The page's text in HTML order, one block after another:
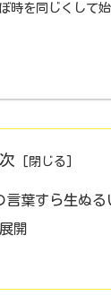
時を同じくして
言葉すら生ぬ
開